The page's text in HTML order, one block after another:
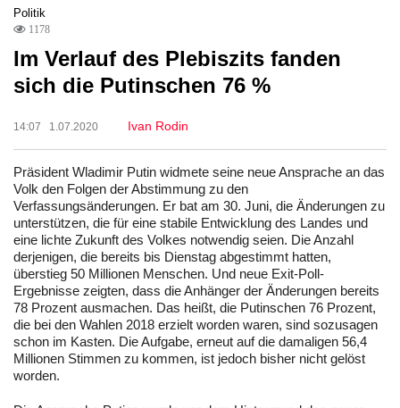
Politik
1178
Im Verlauf des Plebiszits fanden
sich die Putinschen 76 %
14:07 1.07.2020 Ivan Rodin
Präsident Wladimir Putin widmete seine neue Ansprache an das
Volk den Folgen der Abstimmung zu den
Verfassungsänderungen. Er bat am 30. Juni, die Änderungen zu
unterstützen, die für eine stabile Entwicklung des Landes und
eine lichte Zukunft des Volkes notwendig seien. Die Anzahl
derjenigen, die bereits bis Dienstag abgestimmt hatten,
überstieg 50 Millionen Menschen. Und neue Exit-Poll-
Ergebnisse zeigten, dass die Anhänger der Änderungen bereits
78 Prozent ausmachen. Das heißt, die Putinschen 76 Prozent,
die bei den Wahlen 2018 erzielt worden waren, sind sozusagen
schon im Kasten. Die Aufgabe, erneut auf die damaligen 56,4
Millionen Stimmen zu kommen, ist jedoch bisher nicht gelöst
worden.